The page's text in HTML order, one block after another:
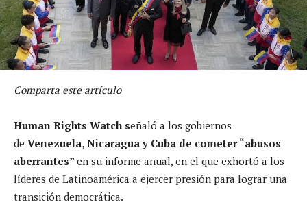
Comparta este artículo
Human Rights Watch señaló a los gobiernos
de Venezuela, Nicaragua y Cuba de cometer “abusos
aberrantes” en su informe anual, en el que exhortó a los
líderes de Latinoamérica a ejercer presión para lograr una
transición democrática.